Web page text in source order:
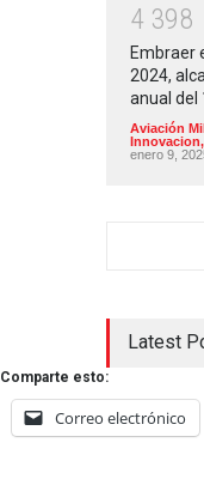
4 398
Embraer
2024,
anual del
Aviación
Innovacion,
enero 9,
Latest
Comparte esto:
Correo electrónico